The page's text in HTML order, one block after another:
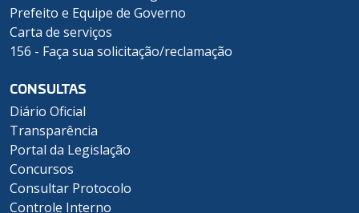
Prefeito e Equipe de Governo
Carta de serviços
156 - Faça sua solicitação/reclamação
CONSULTAS
Diário Oficial
Transparência
Portal da Legislação
Concursos
Consultar Protocolo
Controle Interno